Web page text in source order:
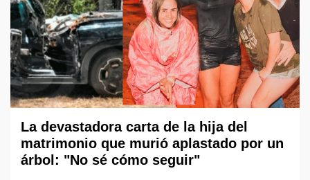
La devastadora carta de la hija del
matrimonio que murió aplastado por un
árbol: "No sé cómo seguir"